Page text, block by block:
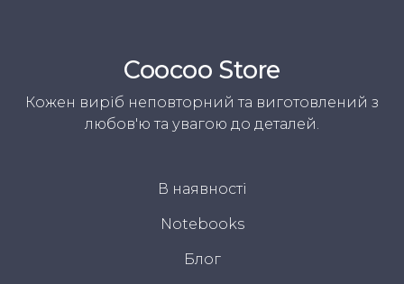
Coocoo Store
Кожен виріб неповторний та виготовлений з
любов'ю та увагою до деталей.
В наявності
Notebooks
Блог